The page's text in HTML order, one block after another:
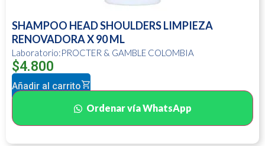
SHAMPOO HEAD SHOULDERS LIMPIEZA
RENOVADORA X 90 ML
Laboratorio:PROCTER & GAMBLE COLOMBIA
$4.800
Añadir al carrito
Ordenar vía WhatsApp